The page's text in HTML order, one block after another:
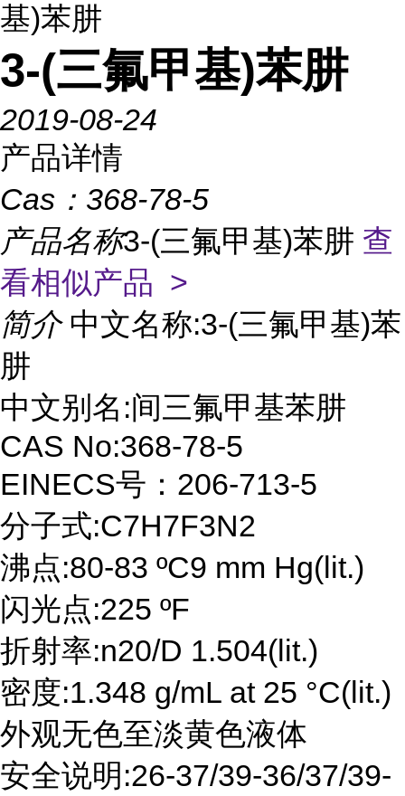
基)苯肼
3-(三氟甲基)苯肼
2019-08-24
产品详情
Cas： 368-78-5
产品名称3-(三氟甲基)苯肼 查
看相似产品 >
简介 中文名称:3-(三氟甲基)苯
肼
中文别名:间三氟甲基苯肼
CAS No:368-78-5
EINECS号：206-713-5
分子式:C7H7F3N2
沸点:80-83 ºC9 mm Hg(lit.)
闪光点:225 ºF
折射率:n20/D 1.504(lit.)
密度:1.348 g/mL at 25 °C(lit.)
外观无色至淡黄色液体
安全说明:26-37/39-36/37/39-